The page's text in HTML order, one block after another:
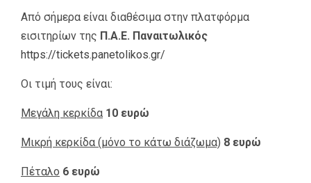
Από σήμερα είναι διαθέσιμα στην πλατφόρμα
εισιτηρίων της Π.Α.Ε. Παναιτωλικός
https://tickets.panetolikos.gr/
Οι τιμή τους είναι:
Μεγάλη κερκίδα 10 ευρώ
Μικρή κερκίδα (μόνο το κάτω διάζωμα) 8 ευρώ
Πέταλο 6 ευρώ